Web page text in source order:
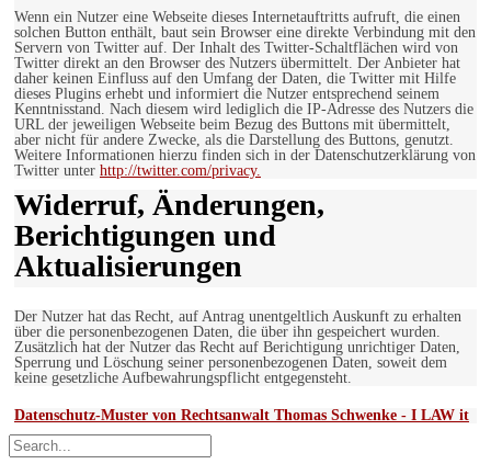
Wenn ein Nutzer eine Webseite dieses Internetauftritts aufruft, die einen
solchen Button enthält, baut sein Browser eine direkte Verbindung mit den
Servern von Twitter auf. Der Inhalt des Twitter-Schaltflächen wird von
Twitter direkt an den Browser des Nutzers übermittelt. Der Anbieter hat
daher keinen Einfluss auf den Umfang der Daten, die Twitter mit Hilfe
dieses Plugins erhebt und informiert die Nutzer entsprechend seinem
Kenntnisstand. Nach diesem wird lediglich die IP-Adresse des Nutzers die
URL der jeweiligen Webseite beim Bezug des Buttons mit übermittelt,
aber nicht für andere Zwecke, als die Darstellung des Buttons, genutzt.
Weitere Informationen hierzu finden sich in der Datenschutzerklärung von
Twitter unter http://twitter.com/privacy.
Widerruf, Änderungen,
Berichtigungen und
Aktualisierungen
Der Nutzer hat das Recht, auf Antrag unentgeltlich Auskunft zu erhalten
über die personenbezogenen Daten, die über ihn gespeichert wurden.
Zusätzlich hat der Nutzer das Recht auf Berichtigung unrichtiger Daten,
Sperrung und Löschung seiner personenbezogenen Daten, soweit dem
keine gesetzliche Aufbewahrungspflicht entgegensteht.
Datenschutz-Muster von Rechtsanwalt Thomas Schwenke - I LAW it